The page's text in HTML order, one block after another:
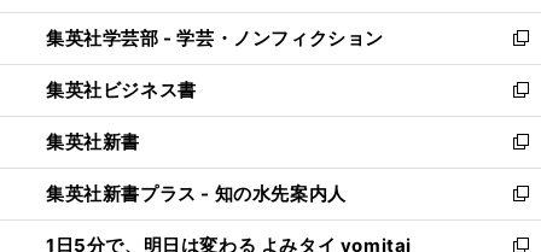
開
く
ウ
で
開
く
ン
ド
ウ
で
開
く
ウ
ィ
ン
ド
ウ
で
開
く
集英社学芸部 - 学芸・ノンフィクション
新
し
い
ウ
ィ
ン
ド
ウ
で
集英社ビジネス書
新
し
い
ウ
ィ
ン
ド
集英社新書
新
し
い
ウ
集英社新書プラス - 知の水先案内人
新
し
1日5分で、明日は変わる よみタイ yomitai